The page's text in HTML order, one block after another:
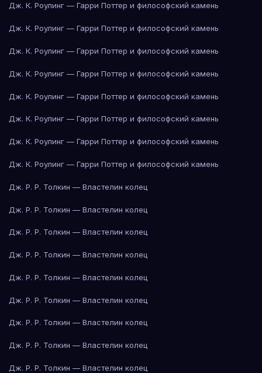
Дж. К. Роулинг — Гарри Поттер и философский камень
Дж. К. Роулинг — Гарри Поттер и философский камень
Дж. К. Роулинг — Гарри Поттер и философский камень
Дж. К. Роулинг — Гарри Поттер и философский камень
Дж. К. Роулинг — Гарри Поттер и философский камень
Дж. К. Роулинг — Гарри Поттер и философский камень
Дж. К. Роулинг — Гарри Поттер и философский камень
Дж. К. Роулинг — Гарри Поттер и философский камень
Дж. Р. Р. Толкин — Властелин колец
Дж. Р. Р. Толкин — Властелин колец
Дж. Р. Р. Толкин — Властелин колец
Дж. Р. Р. Толкин — Властелин колец
Дж. Р. Р. Толкин — Властелин колец
Дж. Р. Р. Толкин — Властелин колец
Дж. Р. Р. Толкин — Властелин колец
Дж. Р. Р. Толкин — Властелин колец
Дж. Р. Р. Толкин — Властелин колец